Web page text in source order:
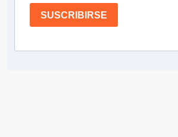
SUSCRIBIRSE